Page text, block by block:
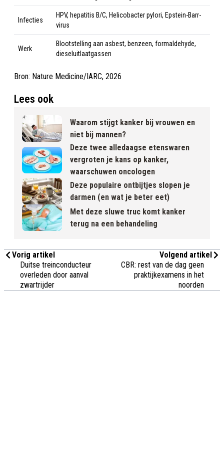
Infecties
HPV, hepatitis B/C, Helicobacter pylori, Epstein-Barr-
virus
Werk
Blootstelling aan asbest, benzeen, formaldehyde,
dieseluitlaatgassen
Bron: Nature Medicine/IARC, 2026
Lees ook
Waarom stijgt kanker bij vrouwen en
niet bij mannen?
Deze twee alledaagse etenswaren
vergroten je kans op kanker,
waarschuwen oncologen
Deze populaire ontbijtjes slopen je
darmen (en wat je beter eet)
Met deze sluwe truc komt kanker
terug na een behandeling
Vorig artikel
Duitse treinconducteur
overleden door aanval
zwartrijder
Volgend artikel
CBR: rest van de dag geen
praktijkexamens in het
noorden